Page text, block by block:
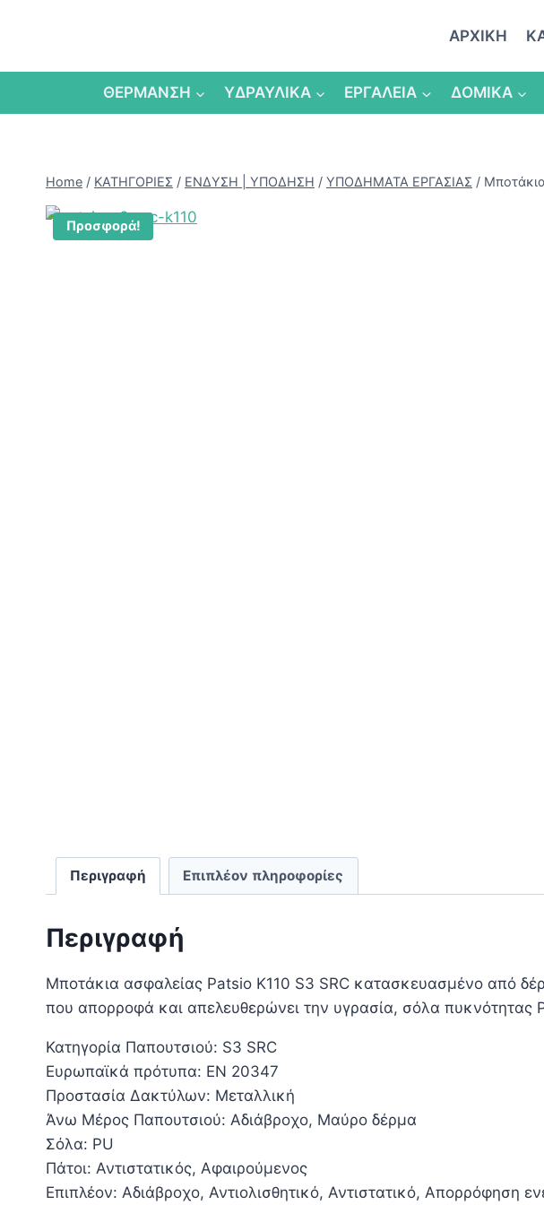
ΑΡΧΙΚΗ
ΘΕΡΜΑΝΣΗ ΥΔΡΑΥΛΙΚΑ ΕΡΓΑΛΕΙΑ ΔΟΜΙΚΑ
Home / ΚΑΤΗΓΟΡΙΕΣ / ΕΝΔΥΣΗ | ΥΠΟΔΗΣΗ / ΥΠΟΔΗΜΑΤΑ ΕΡΓΑΣΙΑΣ /
Προσφορά!
Περιγραφή Επιπλέον πληροφορίες
Περιγραφή
Μποτάκια ασφαλείας Patsio K110 S3 SRC κατασκευασμένο από
που απορροφά και απελευθερώνει την υγρασία, σόλα πυκνότητας
Κατηγορία Παπουτσιού: S3 SRC
Ευρωπαϊκά πρότυπα: EN 20347
Προστασία Δακτύλων: Μεταλλική
Άνω Μέρος Παπουτσιού: Αδιάβροχο, Μαύρο δέρμα
Σόλα: PU
Πάτοι: Αντιστατικός, Αφαιρούμενος
Επιπλέον: Αδιάβροχο, Αντιολισθητικό, Αντιστατικό, Απορρόφηση